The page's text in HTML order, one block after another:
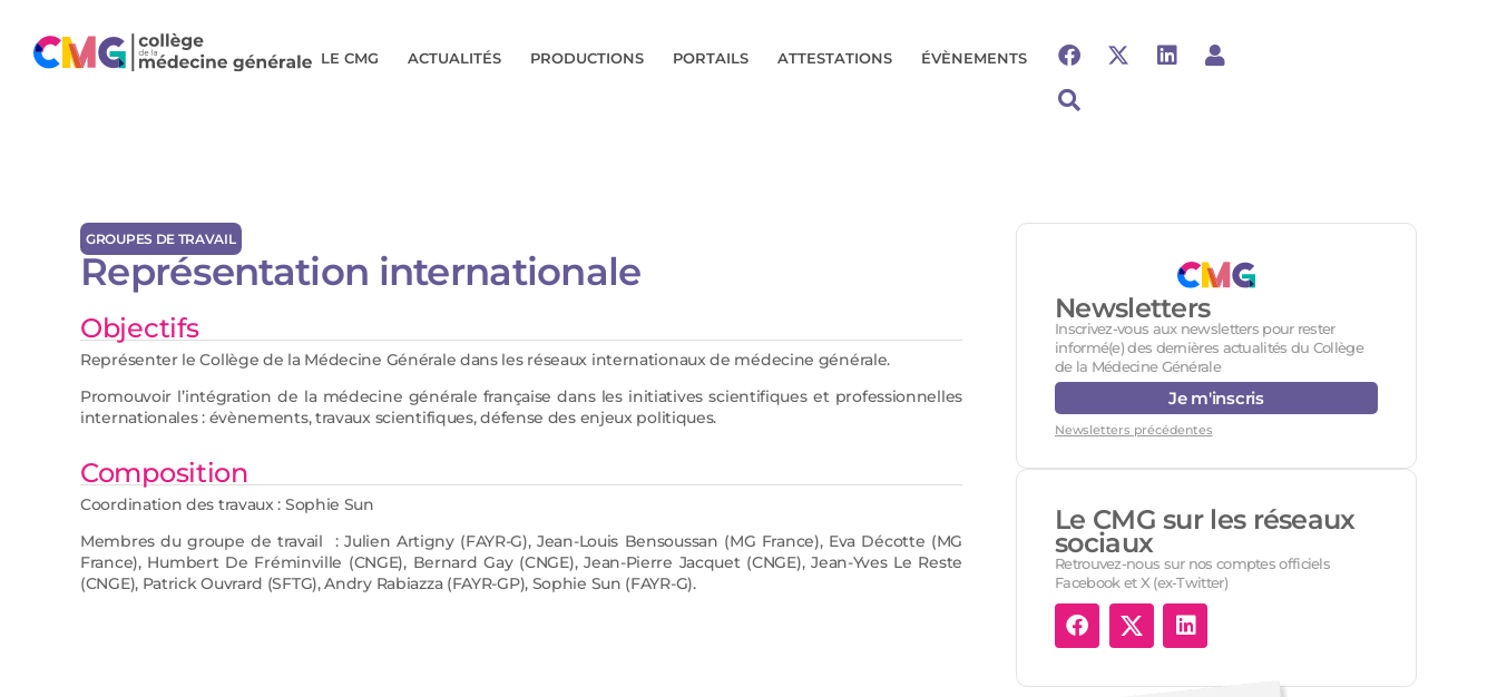
LE CMG ACTUALITÉS PRODUCTIONS PORTAILS ATTESTATIONS ÉVÈNEMENTS
GROUPES DE TRAVAIL
Représentation internationale
Objectifs
Représenter le Collège de la Médecine Générale dans les réseaux internationaux de médecine générale.
Promouvoir l’intégration de la médecine générale française dans les initiatives scientifiques et professionnelles
internationales : évènements, travaux scientifiques, défense des enjeux politiques.
Composition
Coordination des travaux : Sophie Sun
Membres du groupe de travail : Julien Artigny (FAYR-G), Jean-Louis Bensoussan (MG France), Eva Décotte (MG
France), Humbert De Fréminville (CNGE), Bernard Gay (CNGE), Jean-Pierre Jacquet (CNGE), Jean-Yves Le Reste
(CNGE), Patrick Ouvrard (SFTG), Andry Rabiazza (FAYR-GP), Sophie Sun (FAYR-G).
Newsletters
Inscrivez-vous aux newsletters pour rester
informé(e) des dernières actualités du Collège
de la Médecine Générale
Je m'inscris
Newsletters précédentes
Le CMG sur les réseaux
sociaux
Retrouvez-nous sur nos comptes officiels
Facebook et X (ex-Twitter)